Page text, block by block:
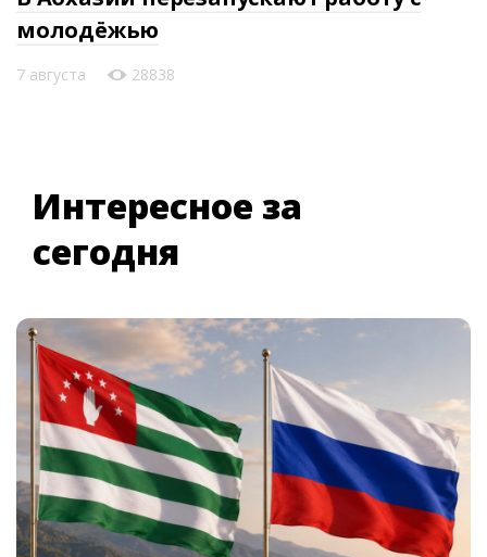
молодёжью
7 августа 28838
Интересное за
сегодня